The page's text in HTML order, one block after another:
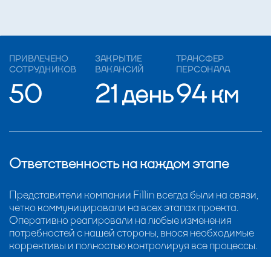
ПРИВЛЕЧЕНО
СОТРУДНИКОВ
50
ЗАКРЫТИЕ
ВАКАНСИЙ
21 день
ТРАНСФЕР
ПЕРСОНАЛА
94 км
Ответственность на каждом этапе
Представители компании Fillin всегда были на связи,
четко коммуницировали на всех этапах проекта.
Оперативно реагировали на любые изменения
потребностей с нашей стороны, внося необходимые
коррективы и полностью контролируя все процессы.